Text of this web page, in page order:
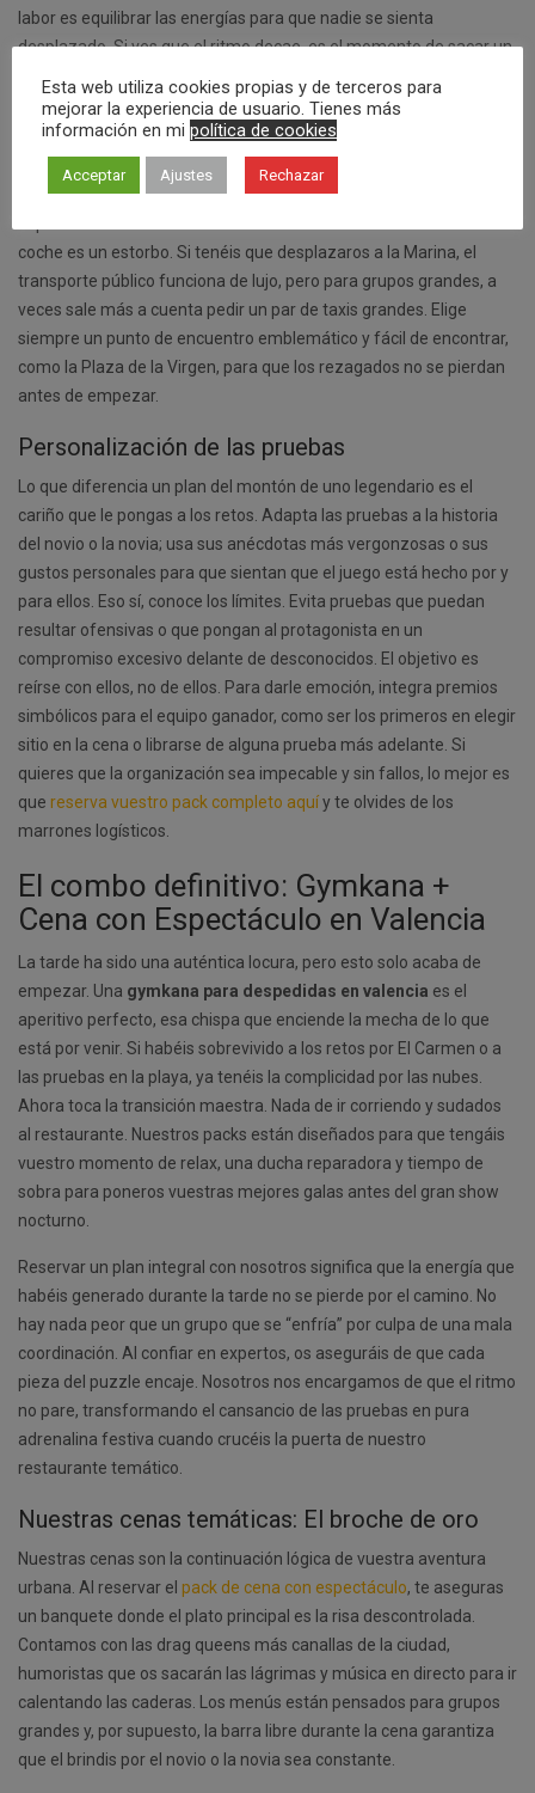
labor es equilibrar las energías para que nadie se sienta
desplazado. Si ves que el ritmo decae, es el momento de sacar un
Logística y transporte en Valencia
Valencia es una ciudad maravillosamente plana y cómoda. La
mejor forma de moverse durante la gymkana es caminando,
coche es un estorbo. Si tenéis que desplazaros a la Marina, el
transporte público funciona de lujo, pero para grupos grandes, a
veces sale más a cuenta pedir un par de taxis grandes. Elige
siempre un punto de encuentro emblemático y fácil de encontrar,
como la Plaza de la Virgen, para que los rezagados no se pierdan
antes de empezar.
Personalización de las pruebas
Lo que diferencia un plan del montón de uno legendario es el
cariño que le pongas a los retos. Adapta las pruebas a la historia
del novio o la novia; usa sus anécdotas más vergonzosas o sus
gustos personales para que sientan que el juego está hecho por y
para ellos. Eso sí, conoce los límites. Evita pruebas que puedan
resultar ofensivas o que pongan al protagonista en un
compromiso excesivo delante de desconocidos. El objetivo es
reírse con ellos, no de ellos. Para darle emoción, integra premios
simbólicos para el equipo ganador, como ser los primeros en elegir
sitio en la cena o librarse de alguna prueba más adelante. Si
quieres que la organización sea impecable y sin fallos, lo mejor es
que reserva vuestro pack completo aquíy te olvides de los
marrones logísticos.
El combo definitivo: Gymkana +
Cena con Espectáculo en Valencia
La tarde ha sido una auténtica locura, pero esto solo acaba de
empezar. Una gymkana para despedidas en valencia es el
aperitivo perfecto, esa chispa que enciende la mecha de lo que
está por venir. Si habéis sobrevivido a los retos por El Carmen o a
las pruebas en la playa, ya tenéis la complicidad por las nubes.
Ahora toca la transición maestra. Nada de ir corriendo y sudados
al restaurante. Nuestros packs están diseñados para que tengáis
vuestro momento de relax, una ducha reparadora y tiempo de
sobra para poneros vuestras mejores galas antes del gran show
nocturno.
Reservar un plan integral con nosotros significa que la energía que
habéis generado durante la tarde no se pierde por el camino. No
hay nada peor que un grupo que se “enfría” por culpa de una mala
coordinación. Al confiar en expertos, os aseguráis de que cada
pieza del puzzle encaje. Nosotros nos encargamos de que el ritmo
no pare, transformando el cansancio de las pruebas en pura
adrenalina festiva cuando crucéis la puerta de nuestro
restaurante temático.
Nuestras cenas temáticas: El broche de oro
Nuestras cenas son la continuación lógica de vuestra aventura
urbana. Al reservar el pack de cena con espectáculo, te aseguras
un banquete donde el plato principal es la risa descontrolada.
Contamos con las drag queens más canallas de la ciudad,
humoristas que os sacarán las lágrimas y música en directo para ir
calentando las caderas. Los menús están pensados para grupos
grandes y, por supuesto, la barra libre durante la cena garantiza
que el brindis por el novio o la novia sea constante.
Esta web utiliza cookies propias y de terceros para
mejorar la experiencia de usuario. Tienes más
información en mi política de cookies
Acceptar Ajustes Rechazar